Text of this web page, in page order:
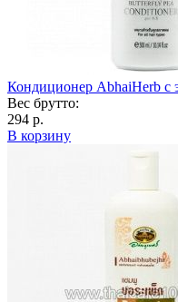
Кондиционер AbhaiHerb с
Вес брутто:
294 р.
В корзину